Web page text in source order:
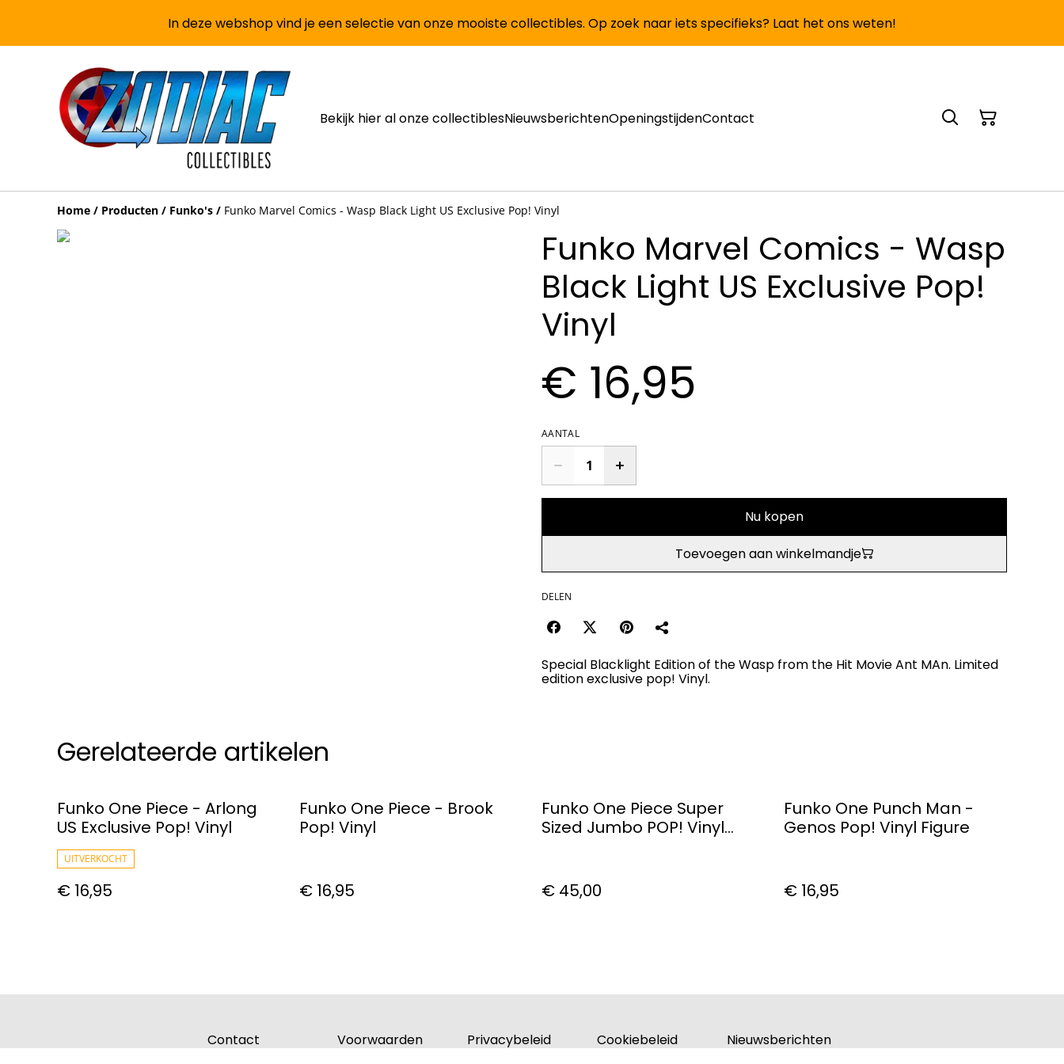
In deze webshop vind je een selectie van onze mooiste collectibles. Op zoek naar iets specifieks? Laat het ons weten!
Bekijk hier al onze collectiblesNieuwsberichtenOpeningstijdenContact
Home / Producten / Funko's / Funko Marvel Comics - Wasp Black Light US Exclusive Pop! Vinyl
Funko Marvel Comics - Wasp
Black Light US Exclusive Pop!
Vinyl
€ 16,95
AANTAL
Nu kopen
Toevoegen aan winkelmandje
DELEN
Special Blacklight Edition of the Wasp from the Hit Movie Ant MAn. Limited
edition exclusive pop! Vinyl.
Gerelateerde artikelen
Funko One Piece - Arlong
US Exclusive Pop! Vinyl
UITVERKOCHT
€ 16,95
Funko One Piece - Brook
Pop! Vinyl
€ 16,95
Funko One Piece Super
Sized Jumbo POP! Vinyl
€ 45,00
Funko One Punch Man -
Genos Pop! Vinyl Figure
€ 16,95
Contact Voorwaarden Privacybeleid Cookiebeleid Nieuwsberichten